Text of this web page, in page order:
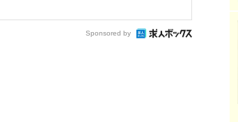
Sponsored by